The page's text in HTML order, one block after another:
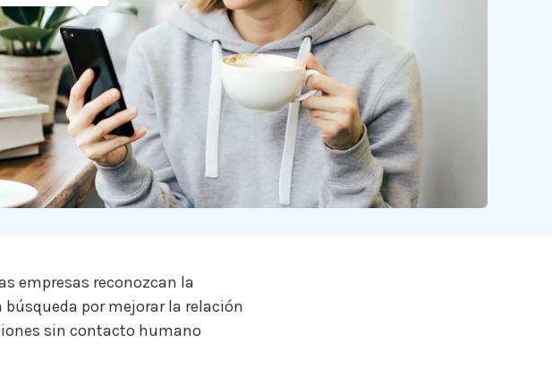
empresas reconozcan la
búsqueda por mejorar la relación
sin contacto humano